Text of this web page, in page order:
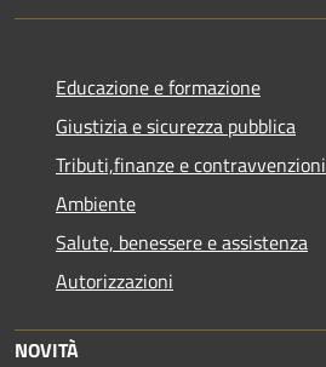
Educazione e formazione
Giustizia e sicurezza pubblica
Tributi,finanze e contravvenzioni
Ambiente
Salute, benessere e assistenza
Autorizzazioni
NOVITÀ